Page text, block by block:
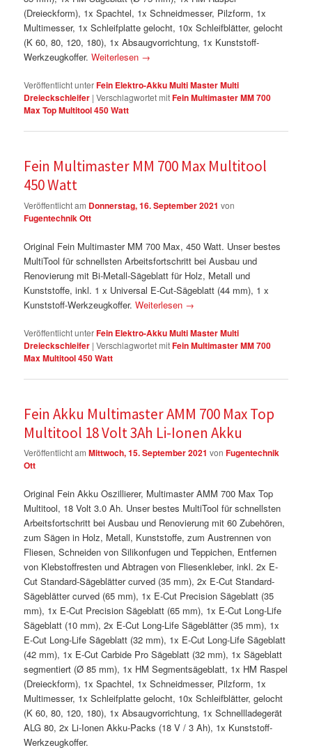
(Dreieckform), 1x Spachtel, 1x Schneidmesser, Pilzform, 1x
Multimesser, 1x Schleifplatte gelocht, 10x Schleifblätter, gelocht
(K 60, 80, 120, 180), 1x Absaugvorrichtung, 1x Kunststoff-
Werkzeugkoffer.Weiterlesen →
Veröffentlicht unterFein Elektro-Akku Multi Master Multi
Dreieckschleifer |Verschlagwortet mitFein Multimaster MM 700
Max Top Multitool 450 Watt
Fein Multimaster MM 700 Max Multitool
450 Watt
Veröffentlicht am Donnerstag, 16. September 2021 von
Fugentechnik Ott
Original Fein Multimaster MM 700 Max, 450 Watt. Unser bestes
MultiTool für schnellsten Arbeitsfortschritt bei Ausbau und
Renovierung mit Bi-Metall-Sägeblatt für Holz, Metall und
Kunststoffe, inkl. 1 x Universal E-Cut-Sägeblatt (44 mm), 1 x
Kunststoff-Werkzeugkoffer.Weiterlesen →
Veröffentlicht unterFein Elektro-Akku Multi Master Multi
Dreieckschleifer |Verschlagwortet mitFein Multimaster MM 700
Max Multitool 450 Watt
Fein Akku Multimaster AMM 700 Max Top
Multitool 18 Volt 3Ah Li-Ionen Akku
Veröffentlicht amMittwoch, 15. September 2021 vonFugentechnik
Ott
Original Fein Akku Oszillierer, Multimaster AMM 700 Max Top
Multitool, 18 Volt 3.0 Ah. Unser bestes MultiTool für schnellsten
Arbeitsfortschritt bei Ausbau und Renovierung mit 60 Zubehören,
zum Sägen in Holz, Metall, Kunststoffe, zum Austrennen von
Fliesen, Schneiden von Silikonfugen und Teppichen, Entfernen
von Klebstoffresten und Abtragen von Fliesenkleber, inkl. 2x E-
Cut Standard-Sägeblätter curved (35 mm), 2x E-Cut Standard-
Sägeblätter curved (65 mm), 1x E-Cut Precision Sägeblatt (35
mm), 1x E-Cut Precision Sägeblatt (65 mm), 1x E-Cut Long-Life
Sägeblatt (10 mm), 2x E-Cut Long-Life Sägeblätter (35 mm), 1x
E-Cut Long-Life Sägeblatt (32 mm), 1x E-Cut Long-Life Sägeblatt
(42 mm), 1x E-Cut Carbide Pro Sägeblatt (32 mm), 1x Sägeblatt
segmentiert (Ø 85 mm), 1x HM Segmentsägeblatt, 1x HM Raspel
(Dreieckform), 1x Spachtel, 1x Schneidmesser, Pilzform, 1x
Multimesser, 1x Schleifplatte gelocht, 10x Schleifblätter, gelocht
(K 60, 80, 120, 180), 1x Absaugvorrichtung, 1x Schnellladegerät
ALG 80, 2x Li-Ionen Akku-Packs (18 V / 3 Ah), 1x Kunststoff-
Werkzeugkoffer.